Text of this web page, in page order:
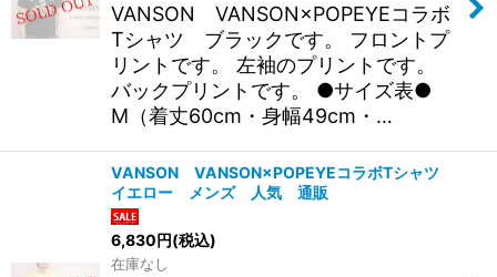
VANSON VANSON×POPEYEコラボ
Tシャツ ブラックです。 フロントプ
リントです。 左袖のプリントです。
バックプリントです。 ●サイズ表●
M（着丈60cm・身幅49cm・…
VANSON VANSON×POPEYEコラボTシャツ
イエロー メンズ 人気 通販
6,830円(税込)
在庫なし